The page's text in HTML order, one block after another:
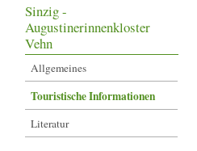
Sinzig -
Augustinerinnenkloster
Vehn
Allgemeines
Touristische Informationen
Literatur